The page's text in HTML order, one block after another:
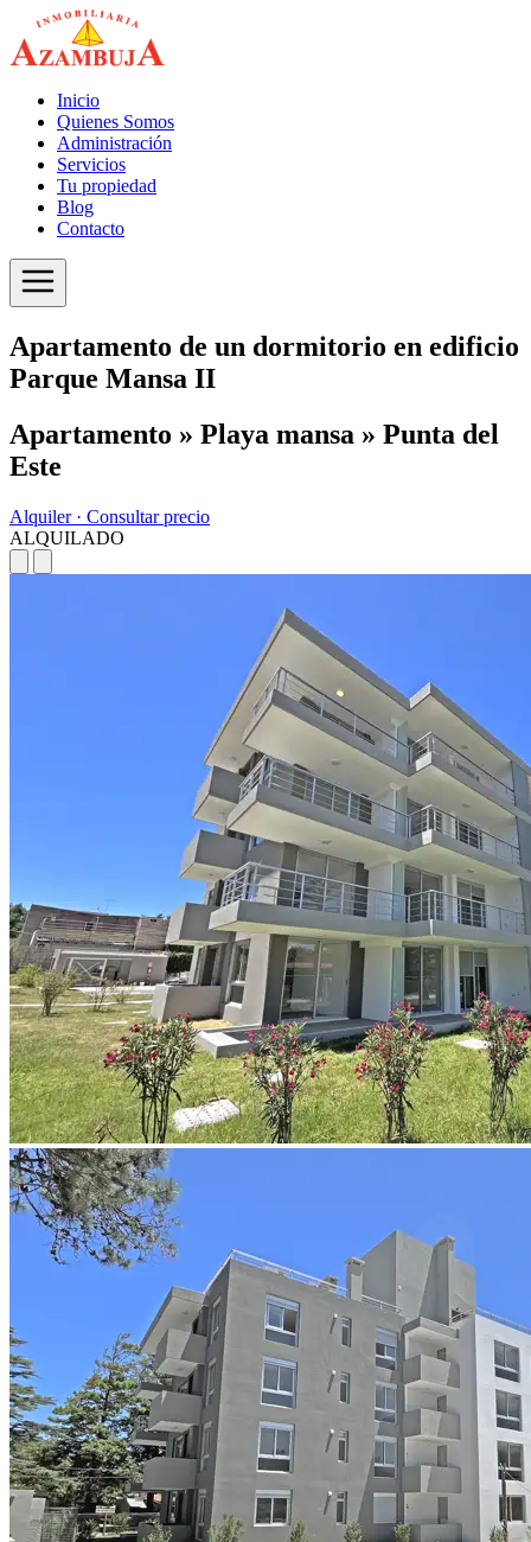
Inicio
Quienes Somos
Administración
Servicios
Tu propiedad
Blog
Contacto
Apartamento de un dormitorio en edificio
Parque Mansa II
Apartamento » Playa mansa » Punta del
Este
Alquiler · Consultar precio
ALQUILADO